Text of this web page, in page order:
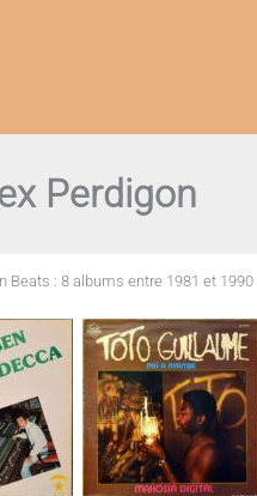
Perdigon
Beats : 8 albums entre 1981 et 1990